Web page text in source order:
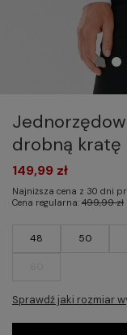
drobną kratę
48 50
Sprawdź jaki rozmiar
149,99 zł
Najniższa cena z 30 dni
Cena regularna: 499,99 zł